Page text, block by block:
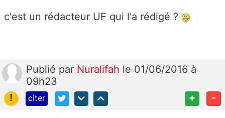
c'est un rédacteur UF qui l'a rédigé ?
Publié par Nuralifah le 01/06/2016 à
09h23
!
citer + -